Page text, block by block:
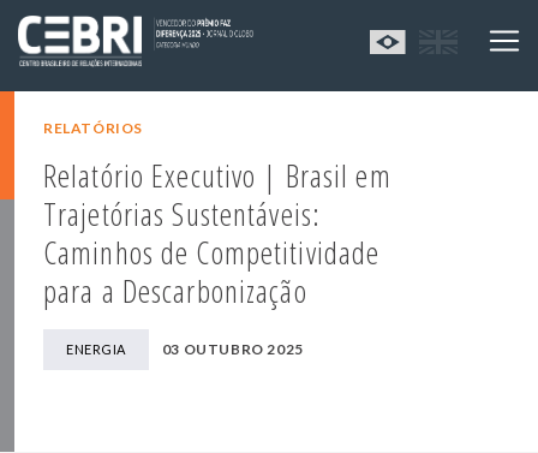
RELATÓRIOS
Relatório Executivo | Brasil em
Trajetórias Sustentáveis:
Caminhos de Competitividade
para a Descarbonização
ENERGIA 03 OUTUBRO 2025